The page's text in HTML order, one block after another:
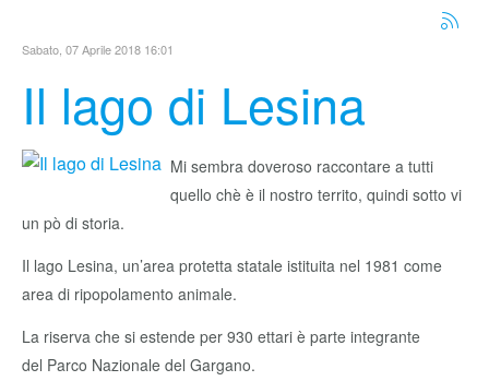
Sabato, 07 Aprile 2018 16:01
Il lago di Lesina
Mi sembra doveroso raccontare a tutti
quello chè è il nostro territo, quindi sotto vi
un pò di storia.
Il lago Lesina, un’area protetta statale istituita nel 1981 come
area di ripopolamento animale.
La riserva che si estende per 930 ettari è parte integrante
del Parco Nazionale del Gargano.